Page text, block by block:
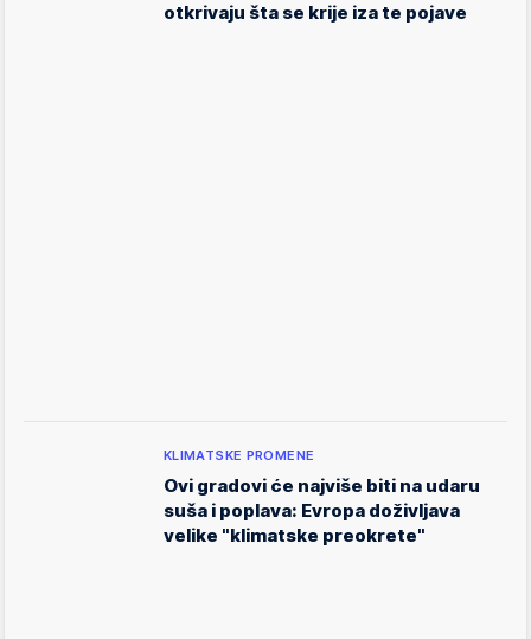
otkrivaju šta se krije iza te pojave
KLIMATSKE PROMENE
Ovi gradovi će najviše biti na udaru
suša i poplava: Evropa doživljava
velike "klimatske preokrete"